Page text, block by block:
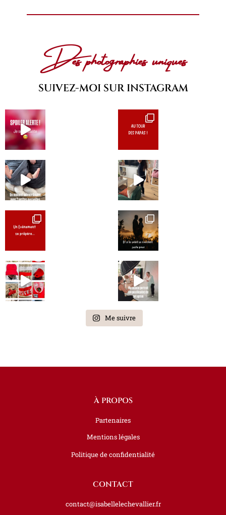
Des photographies uniques
SUIVEZ-MOI SUR INSTAGRAM
Me suivre
À PROPOS
Partenaires
Mentions légales
Politique de confidentialité
CONTACT
contact@isabellelechevallier.fr